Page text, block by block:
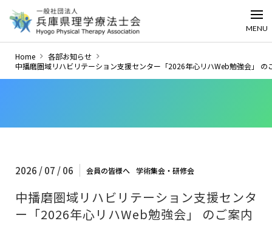
MENU
Home
各部お知らせ
中播磨圏域リハビリテーション支援センター「2026年心リハWeb勉強会」 の
2026 / 07 / 06 会員の皆様へ 学術集会・研修会
中播磨圏域リハビリテーション支援センタ
ー「2026年心リハWeb勉強会」 のご案内